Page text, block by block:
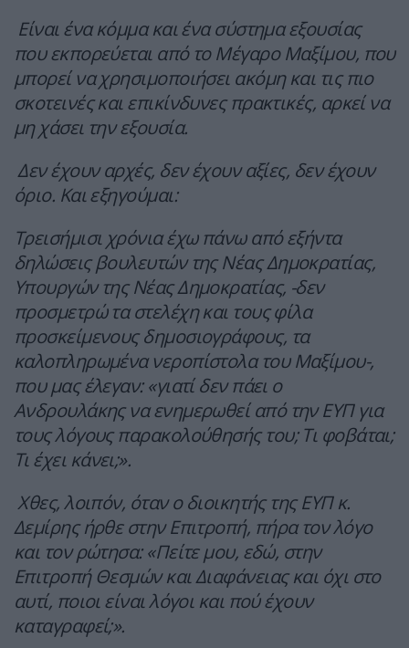
Είναι ένα κόμμα και ένα σύστημα εξουσίας
που εκπορεύεται από το Μέγαρο Μαξίμου, που
μπορεί να χρησιμοποιήσει ακόμη και τις πιο
σκοτεινές και επικίνδυνες πρακτικές, αρκεί να
μη χάσει την εξουσία.
Δεν έχουν αρχές, δεν έχουν αξίες, δεν έχουν
όριο. Και εξηγούμαι:
Τρεισήμισι χρόνια έχω πάνω από εξήντα
δηλώσεις βουλευτών της Νέας Δημοκρατίας,
Υπουργών της Νέας Δημοκρατίας, -δεν
προσμετρώ τα στελέχη και τους φίλα
προσκείμενους δημοσιογράφους, τα
καλοπληρωμένα νεροπίστολα του Μαξίμου-,
που μας έλεγαν: «γιατί δεν πάει ο
Ανδρουλάκης να ενημερωθεί από την ΕΥΠ για
τους λόγους παρακολούθησής του; Τι φοβάται;
Τι έχει κάνει;».
Χθες, λοιπόν, όταν ο διοικητής της ΕΥΠ κ.
Δεμίρης ήρθε στην Επιτροπή, πήρα τον λόγο
και τον ρώτησα: «Πείτε μου, εδώ, στην
Επιτροπή Θεσμών και Διαφάνειας και όχι στο
αυτί, ποιοι είναι λόγοι και πού έχουν
καταγραφεί;».